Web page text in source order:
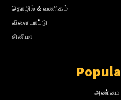
தொழில் & வணிகம்
விளையாட்டு
சினிமா
அண்மை